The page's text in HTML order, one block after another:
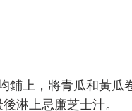
鋪上，將青瓜和黃瓜
淋上忌廉芝士汁。